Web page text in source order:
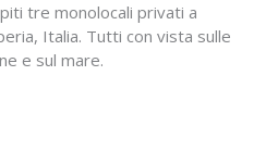
tre monolocali privati a
Italia. Tutti con vista sulle
e sul mare.